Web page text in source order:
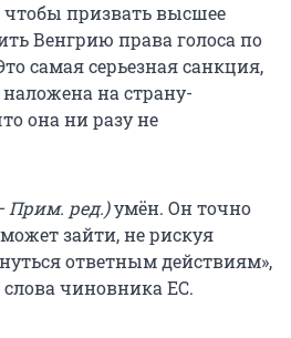
чтобы призвать высшее
Венгрию права голоса по
самая серьезная санкция,
на страну-
она ни разу не
Прим. ред.)умён. Он точно
зайти, не рискуя
ответным действиям»,
чиновника ЕС.